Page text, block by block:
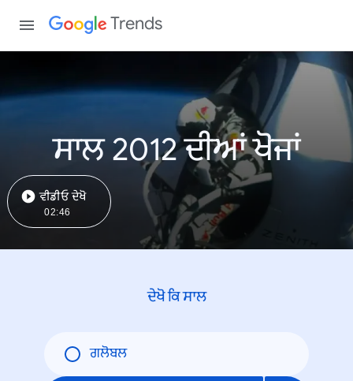
Trends
ਸਾਲ 2012 ਦੀਆਂ ਖੋਜਾਂ
ਵੀਡੀਓ ਦੇਖੋ
02:46
ਦੇਖੋ ਕਿ ਸਾਲ
ਗਲੋਬਲ